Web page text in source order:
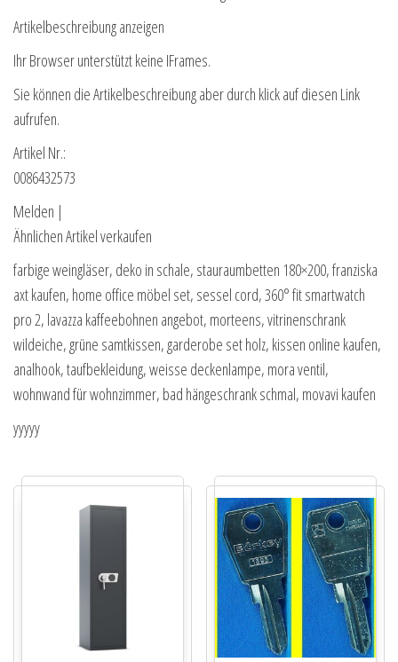
Artikelbeschreibung anzeigen
Ihr Browser unterstützt keine IFrames.
Sie können die Artikelbeschreibung aber durch klick auf diesen Link
aufrufen.
Artikel Nr.:
0086432573
Melden |
Ähnlichen Artikel verkaufen
farbige weingläser, deko in schale, stauraumbetten 180×200, franziska
axt kaufen, home office möbel set, sessel cord, 360° fit smartwatch
pro 2, lavazza kaffeebohnen angebot, morteens, vitrinenschrank
wildeiche, grüne samtkissen, garderobe set holz, kissen online kaufen,
analhook, taufbekleidung, weisse deckenlampe, mora ventil,
wohnwand für wohnzimmer, bad hängeschrank schmal, movavi kaufen
yyyyy